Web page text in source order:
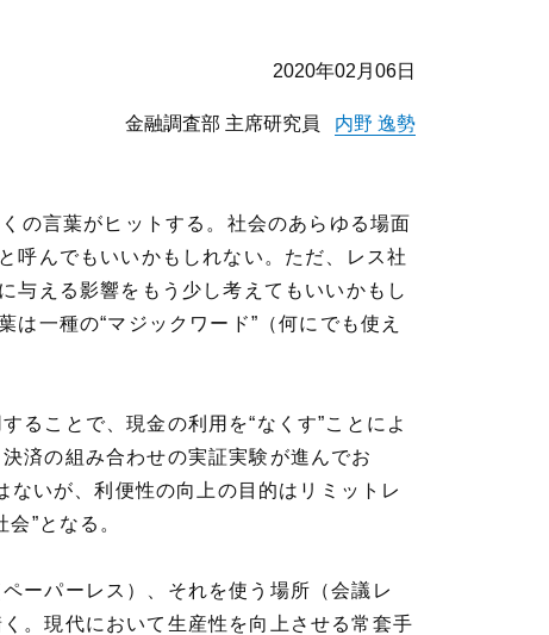
2020年02月06日
金融調査部 主席研究員 内野 逸勢
の言葉がヒットする。社会のあらゆる場面
呼んでもいいかもしれない。ただ、レス社
与える影響をもう少し考えてもいいかもし
一種の“マジックワード”（何にでも使え
ることで、現金の利用を“なくす”ことによ
済の組み合わせの実証実験が進んでお
ないが、利便性の向上の目的はリミットレ
”となる。
ーパーレス）、それを使う場所（会議レ
。現代において生産性を向上させる常套手